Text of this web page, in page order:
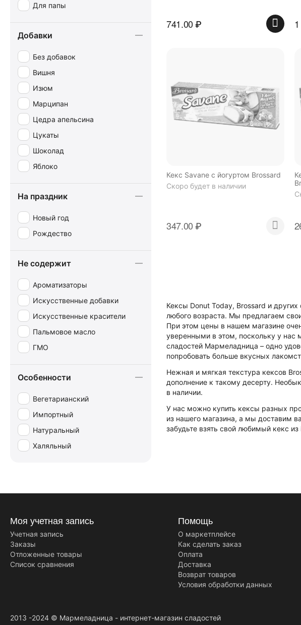
Кексы Donut Today, Brossard и
любого возраста. Мы предлагаем
При этом цены в нашем магазине
уверенными в этом, поскольку у нас
сладостей Мармеладница – одно
попробовать больше вкусных
Нежная и мягкая текстура кексов
дополнение к такому десерту.
в наличии.
У нас можно купить кексы разных
из нашего магазина, а мы доставим
забудьте взять свой любимый кекс
741.00₽
Кекс Savane с йогуртом Brossard
Скоро будет в наличии
347.00₽
Для папы
Добавки
Без добавок
Вишня
Изюм
Марципан
Цедра апельсина
Цукаты
Шоколад
Яблоко
На праздник
Новый год
Рождество
Не содержит
Ароматизаторы
Искусственные добавки
Искусственные красители
Пальмовое масло
ГМО
Особенности
Вегетарианский
Импортный
Натуральный
Халяльный
Моя учетная запись
Учетная запись
Заказы
Отложенные товары
Список сравнения
Помощь
О маркетплейсе
Как сделать заказ
Оплата
Доставка
Возврат товаров
Условия обработки данных
2013 -2024 © Мармеладница - интернет-магазин сладостей